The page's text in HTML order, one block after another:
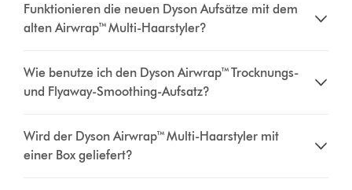
Funktionieren die neuen Dyson Aufsätze mit dem
alten Airwrap™ Multi-Haarstyler?
Wie benutze ich den Dyson Airwrap™ Trocknungs-
und Flyaway-Smoothing-Aufsatz?
Wird der Dyson Airwrap™ Multi-Haarstyler mit
einer Box geliefert?